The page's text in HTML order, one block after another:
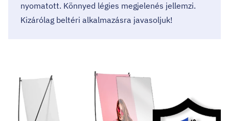
nyomatott. Könnyed légies megjelenés jellemzi.
Kizárólag beltéri alkalmazásra javasoljuk!